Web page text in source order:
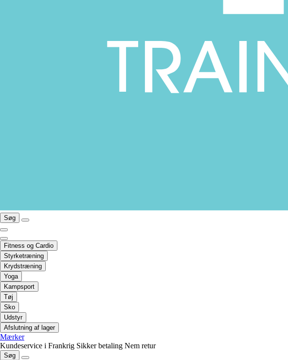
Søg
Fitness og Cardio
Styrketræning
Krydstræning
Yoga
Kampsport
Tøj
Sko
Udstyr
Afslutning af lager
Mærker
Kundeservice i Frankrig Sikker betaling Nem retur
Søg